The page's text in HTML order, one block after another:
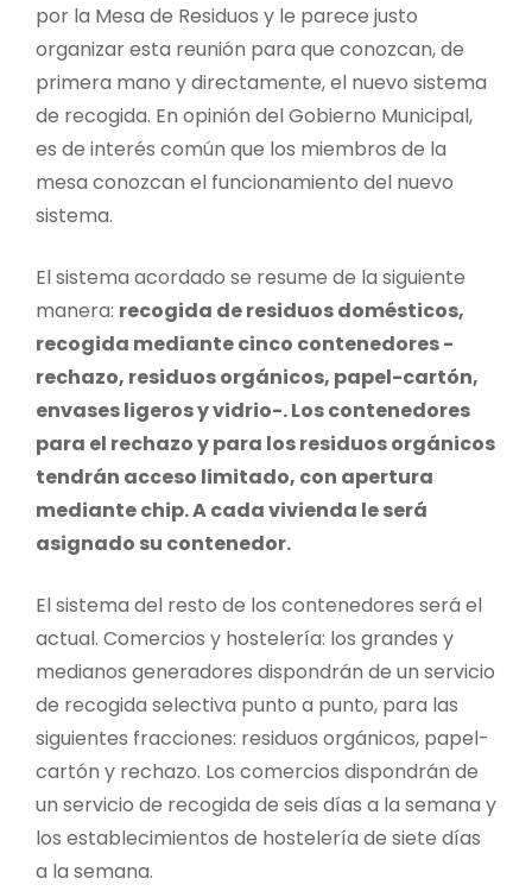
por la Mesa de Residuos y le parece justo
organizar esta reunión para que conozcan, de
primera mano y directamente, el nuevo sistema
de recogida. En opinión del Gobierno Municipal,
es de interés común que los miembros de la
mesa conozcan el funcionamiento del nuevo
sistema.
El sistema acordado se resume de la siguiente
manera: recogida de residuos domésticos,
recogida mediante cinco contenedores -
rechazo, residuos orgánicos, papel-cartón,
envases ligeros y vidrio-. Los contenedores
para el rechazo y para los residuos orgánicos
tendrán acceso limitado, con apertura
mediante chip. A cada vivienda le será
asignado su contenedor.
El sistema del resto de los contenedores será el
actual. Comercios y hostelería: los grandes y
medianos generadores dispondrán de un servicio
de recogida selectiva punto a punto, para las
siguientes fracciones: residuos orgánicos, papel-
cartón y rechazo. Los comercios dispondrán de
un servicio de recogida de seis días a la semana y
los establecimientos de hostelería de siete días
a la semana.